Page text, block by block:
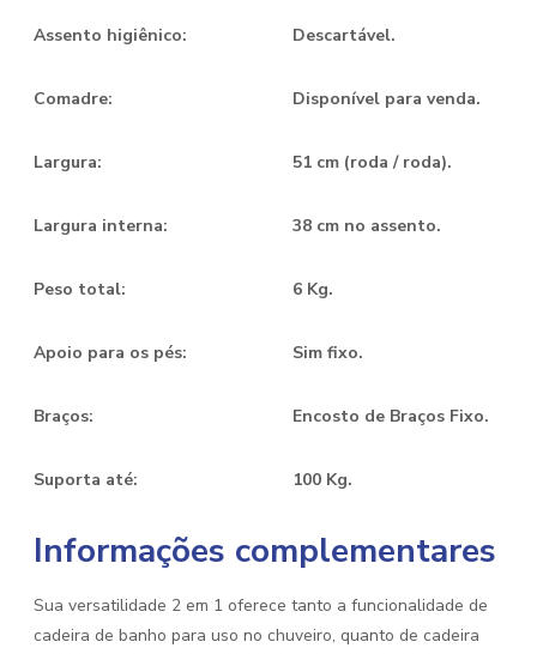
Assento higiênico: Descartável.
Comadre: Disponível para venda.
Largura: 51 cm (roda / roda).
Largura interna: 38 cm no assento.
Peso total: 6 Kg.
Apoio para os pés: Sim fixo.
Braços: Encosto de Braços Fixo.
Suporta até: 100 Kg.
Informações complementares
Sua versatilidade 2 em 1 oferece tanto a funcionalidade de
cadeira de banho para uso no chuveiro, quanto de cadeira